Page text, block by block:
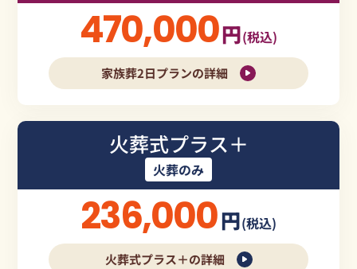
470,000円(税込)
家族葬2日プランの詳細
火葬式プラス＋
火葬のみ
236,000円(税込)
火葬式プラス＋の詳細